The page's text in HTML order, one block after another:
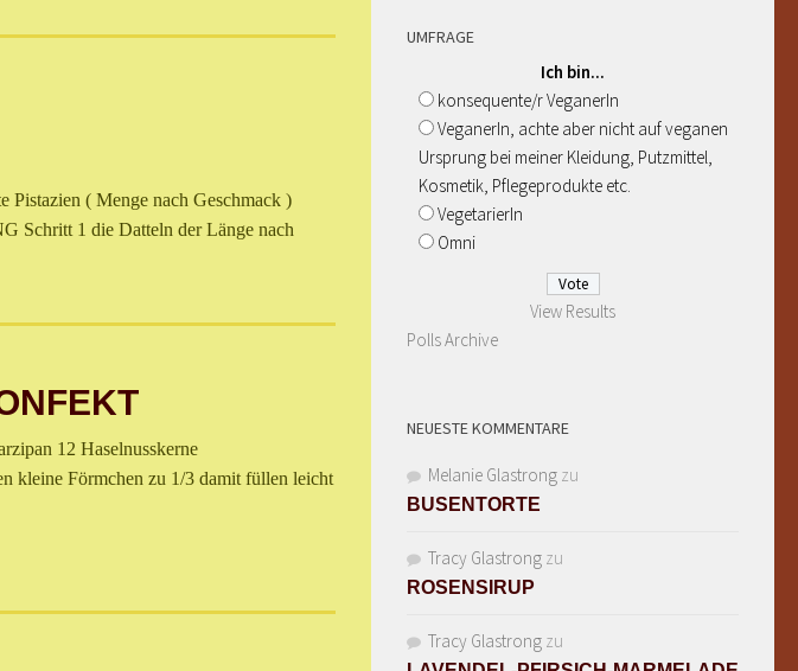
( Menge nach Geschmack )
Schritt 1 die Datteln der Länge nach
12 Haselnusskerne
kleine Förmchen zu 1/3 damit füllen leicht
UMFRAGE
Ich bin...
konsequente/r VeganerIn
VeganerIn, achte aber nicht auf veganen
Ursprung bei meiner Kleidung, Putzmittel,
Kosmetik, Pflegeprodukte etc.
VegetarierIn
Omni
View Results
Polls Archive
NEUESTE KOMMENTARE
Melanie Glastrong zu
BUSENTORTE
Tracy Glastrong zu
ROSENSIRUP
Tracy Glastrong zu